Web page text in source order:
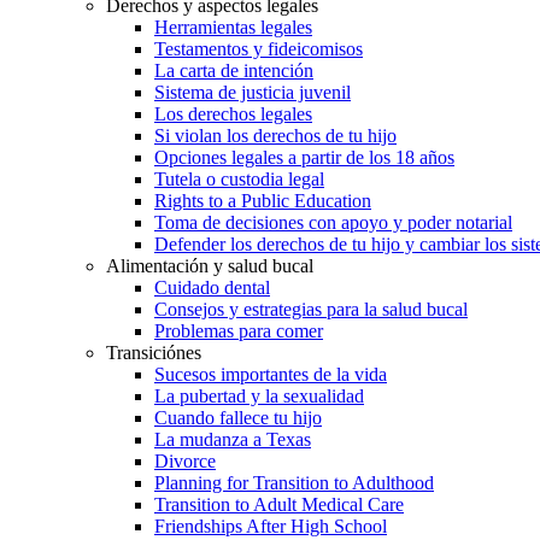
Derechos y aspectos legales
Herramientas legales
Testamentos y fideicomisos
La carta de intención
Sistema de justicia juvenil
Los derechos legales
Si violan los derechos de tu hijo
Opciones legales a partir de los 18 años
Tutela o custodia legal
Rights to a Public Education
Toma de decisiones con apoyo y poder notarial
Defender los derechos de tu hijo y cambiar los
Alimentación y salud bucal
Cuidado dental
Consejos y estrategias para la salud bucal
Problemas para comer
Transiciónes
Sucesos importantes de la vida
La pubertad y la sexualidad
Cuando fallece tu hijo
La mudanza a Texas
Divorce
Planning for Transition to Adulthood
Transition to Adult Medical Care
Friendships After High School